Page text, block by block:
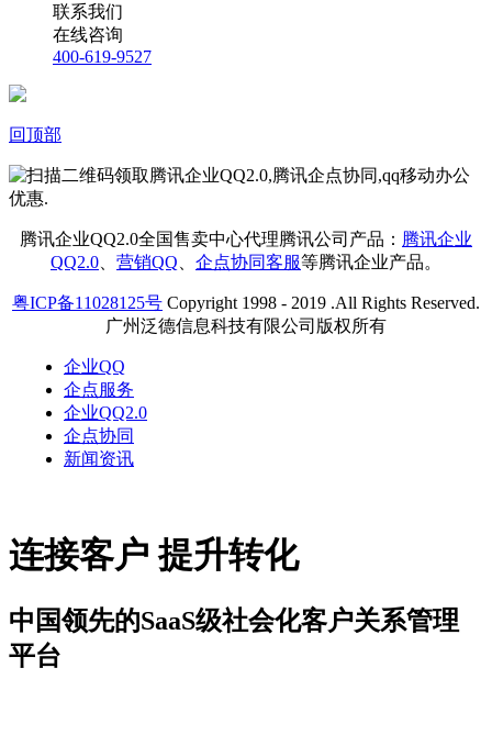
联系我们
在线咨询
400-619-9527
回顶部
腾讯企业QQ2.0全国售卖中心代理腾讯公司产品： 腾讯企业
QQ2.0
营销QQ 企点协同客服等腾讯企业产品。
粤ICP备11028125号 Copyright 1998 - 2019 .All Rights Reserved.
广州泛德信息科技有限公司版权所有
企业QQ
企点服务
企业QQ2.0
企点协同
新闻资讯
连接客户 提升转化
中国领先的SaaS级社会化客户关系管理
平台